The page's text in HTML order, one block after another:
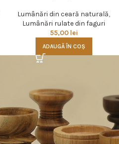
Lumânări din ceară naturală,
Lumânări rulate din faguri
55,00 lei
ADAUGĂ ÎN COȘ